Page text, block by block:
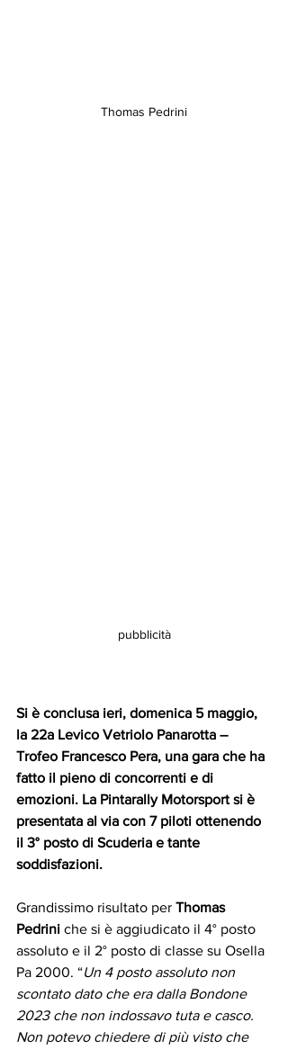
Thomas Pedrini
pubblicità
Si è conclusa ieri, domenica 5 maggio,
la 22a Levico Vetriolo Panarotta –
Trofeo Francesco Pera, una gara che ha
fatto il pieno di concorrenti e di
emozioni. La Pintarally Motorsport si è
presentata al via con 7 piloti ottenendo
il 3° posto di Scuderia e tante
soddisfazioni.
Grandissimo risultato per Thomas
Pedrini che si è aggiudicato il 4° posto
assoluto e il 2° posto di classe su Osella
Pa 2000. “Un 4 posto assoluto non
scontato dato che era dalla Bondone
2023 che non indossavo tuta e casco.
Non potevo chiedere di più visto che